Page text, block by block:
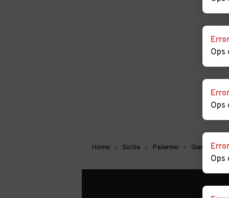
Home Sicilia Palermo Giardinello
Error
Ops
Error
Ops
Error
Ops